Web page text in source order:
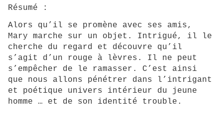
Résumé :
Alors qu’il se promène avec ses amis,
Mary marche sur un objet. Intrigué, il le
cherche du regard et découvre qu’il
s’agit d’un rouge à lèvres. Il ne peut
s’empêcher de le ramasser. C’est ainsi
que nous allons pénétrer dans l’intrigant
et poétique univers intérieur du jeune
homme … et de son identité trouble.